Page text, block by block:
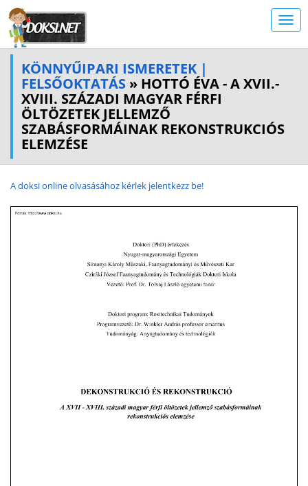
KÖNNYŰIPARI ISMERETEK |
FELSŐOKTATÁS » HOTTÓ ÉVA - A XVII.-
XVIII. SZÁZADI MAGYAR FÉRFI
ÖLTÖZETEK JELLEMZŐ
SZABÁSFORMÁINAK REKONSTRUKCIÓS
ELEMZÉSE
A doksi online olvasásához kérlek jelentkezz be!